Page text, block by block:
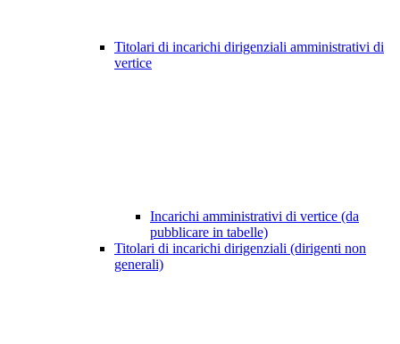
Titolari di incarichi dirigenziali amministrativi di
vertice
Incarichi amministrativi di vertice (da
pubblicare in tabelle)
Titolari di incarichi dirigenziali (dirigenti non
generali)